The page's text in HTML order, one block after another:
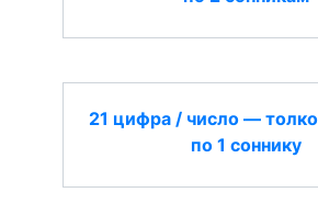
21 цифра / число —
по 1 соннику